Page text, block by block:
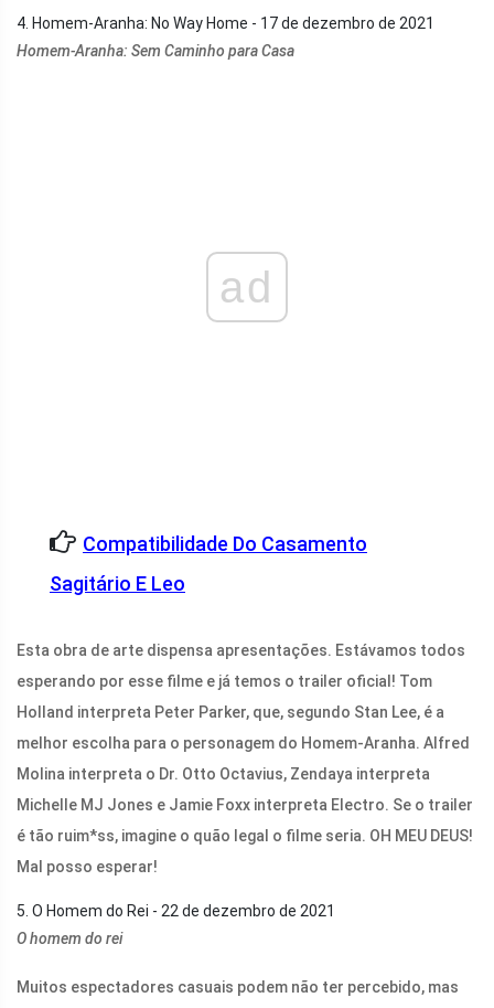
4. Homem-Aranha: No Way Home - 17 de dezembro de 2021
Homem-Aranha: Sem Caminho para Casa
ad
Compatibilidade Do Casamento
Sagitário E Leo
Esta obra de arte dispensa apresentações. Estávamos todos
esperando por esse filme e já temos o trailer oficial! Tom
Holland interpreta Peter Parker, que, segundo Stan Lee, é a
melhor escolha para o personagem do Homem-Aranha. Alfred
Molina interpreta o Dr. Otto Octavius, Zendaya interpreta
Michelle MJ Jones e Jamie Foxx interpreta Electro. Se o trailer
é tão ruim*ss, imagine o quão legal o filme seria. OH MEU DEUS!
Mal posso esperar!
5. O Homem do Rei - 22 de dezembro de 2021
O homem do rei
Muitos espectadores casuais podem não ter percebido, mas